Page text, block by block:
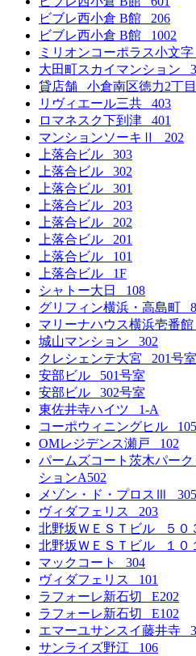
ビブレ西小倉 B館 206
ビブレ西小倉 B館 1002
ミリオンコーポラス小文
大田町スカイマンション
貸店舗 小倉南区徳力2丁目
リヴィエール三共 403
ロマネスク下到津 401
マンションソーキⅡ 202
上落合ビル 303
上落合ビル 302
上落合ビル 301
上落合ビル 203
上落合ビル 202
上落合ビル 201
上落合ビル 101
上落合ビル 1F
シャトー大日 108
グリフィン横浜・高島町
マリーナハウス横浜壱番
城山マンション 302
クレシェンテ大宮 201号室
安部ビル 501号室
安部ビル 302号室
東佐井寺ハイツ 1-A
コーポウィニングヒル 105
OMレジデンス瀬戸 102
パームズコート茨木パー
ションA502
メゾン・ド・プロスⅢ 305
ヴィダフェリス 203
北野坂ＷＥＳＴビル ５０
北野坂ＷＥＳＴビル １０
マックコート 304
ヴィダフェリス 101
ラフォーレ新石切 E202
ラフォーレ新石切 E102
エマーユサンスイ藤井寺
サンライズ野江 106